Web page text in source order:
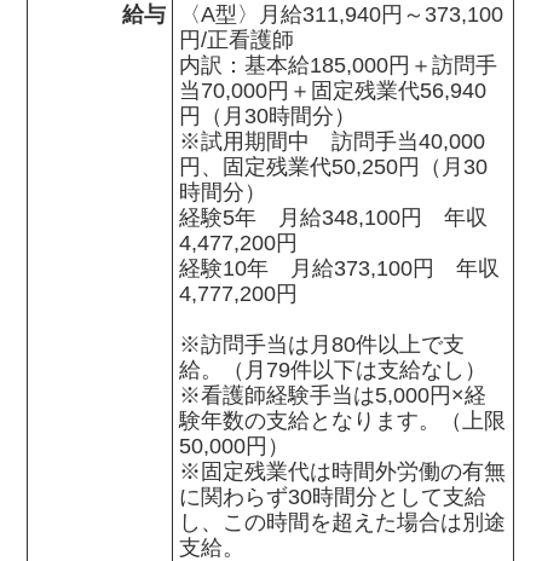
給与
〈A型〉月給311,940円～373,100
円/正看護師
内訳：基本給185,000円＋訪問手
当70,000円＋固定残業代56,940
円（月30時間分）
※試用期間中　訪問手当40,000
円、固定残業代50,250円（月30
時間分）
経験5年　月給348,100円　年収
4,477,200円
経験10年　月給373,100円　年収
4,777,200円
※訪問手当は月80件以上で支
給。（月79件以下は支給なし）
※看護師経験手当は5,000円×経
験年数の支給となります。（上限
50,000円）
※固定残業代は時間外労働の有無
に関わらず30時間分として支給
し、この時間を超えた場合は別途
支給。